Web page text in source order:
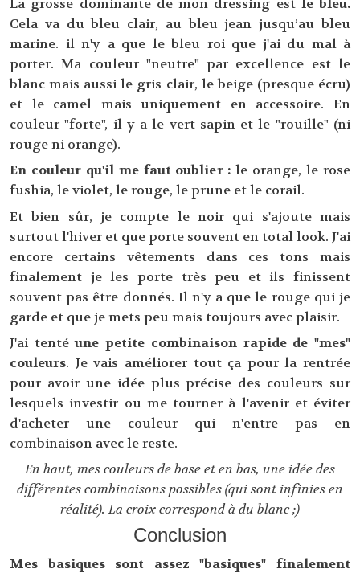
La grosse dominante de mon dressing est le bleu.
Cela va du bleu clair, au bleu jean jusqu’au bleu
marine. il n'y a que le bleu roi que j'ai du mal à
porter. Ma couleur "neutre" par excellence est le
blanc mais aussi le gris clair, le beige (presque écru)
et le camel mais uniquement en accessoire. En
couleur "forte", il y a le vert sapin et le "rouille" (ni
rouge ni orange).
En couleur qu'il me faut oublier : le orange, le rose
fushia, le violet, le rouge, le prune et le corail.
Et bien sûr, je compte le noir qui s'ajoute mais
surtout l'hiver et que porte souvent en total look. J'ai
encore certains vêtements dans ces tons mais
finalement je les porte très peu et ils finissent
souvent pas être donnés. Il n'y a que le rouge qui je
garde et que je mets peu mais toujours avec plaisir.
J'ai tentéune petite combinaison rapide de "mes"
couleurs. Je vais améliorer tout ça pour la rentrée
pour avoir une idée plus précise des couleurs sur
lesquels investir ou me tourner à l'avenir et éviter
d'acheter une couleur qui n'entre pas en
combinaison avec le reste.
En haut, mes couleurs de base et en bas, une idée des
différentes combinaisons possibles (qui sont infinies en
réalité). La croix correspond à du blanc ;)
Conclusion
Mes basiques sont assez "basiques" finalement